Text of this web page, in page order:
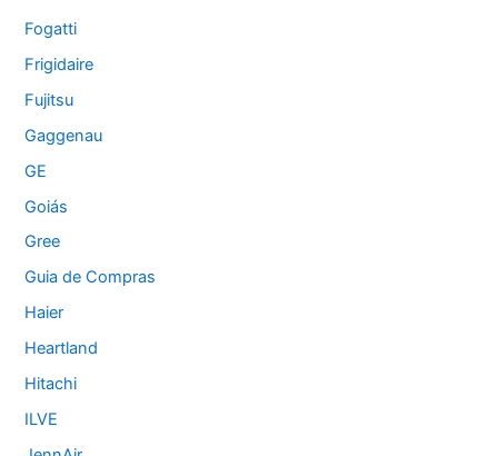
Fogatti
Frigidaire
Fujitsu
Gaggenau
GE
Goiás
Gree
Guia de Compras
Haier
Heartland
Hitachi
ILVE